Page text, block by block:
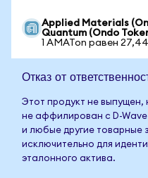
Applied Materials
Quantum (Ondo
1 AMATon равен
Отказ от
Этот продукт не
не аффилирован с D-
и любые другие товарные
исключительно для
эталонного актива.